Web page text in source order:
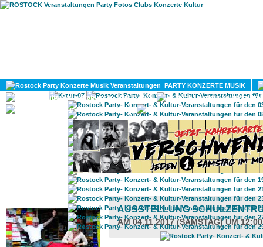
PARTY KONZERTE MUSIK
KULTUR
GAY
ROSTOCK TAGESTIPP
AUSSTELLUNG
AM 04.11.2017 (SAMSTAG) UM